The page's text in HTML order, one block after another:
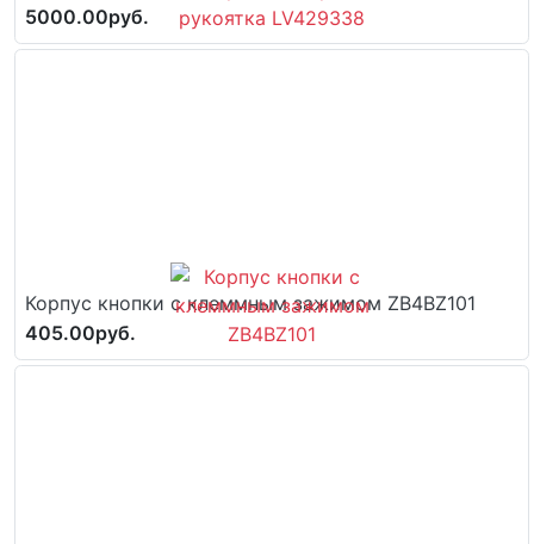
5000.00руб.
Корпус кнопки с клеммным зажимом ZB4BZ101
405.00руб.